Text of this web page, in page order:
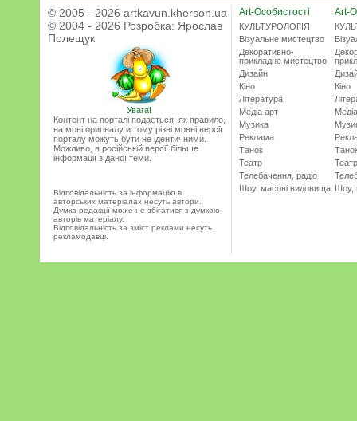
© 2005 - 2026 artkavun.kherson.ua
© 2004 - 2026 Розробка: Ярослав
Полещук
Увага!
Контент на порталі подається, як правило,
на мові оригіналу и тому різні мовні версії
порталу можуть бути не ідентичними.
Можливо, в російській версії більше
інформації з даної теми.
Відповідальність за інформацію в
авторських матеріалах несуть автори.
Думка редакції може не збігатися з думкою
авторів матеріалу.
Відповідальність за зміст реклами несуть
рекламодавці.
Art-Особистості
КУЛЬТУРОЛОГІЯ
Візуальне мистецтво
Декоративно-
прикладне мистецтво
Дизайн
Кіно
Література
Медіа арт
Музика
Реклама
Танок
Театр
Телебачення, радіо
Шоу, масові видовища
Art-
Кіно
Театр
Шоу,